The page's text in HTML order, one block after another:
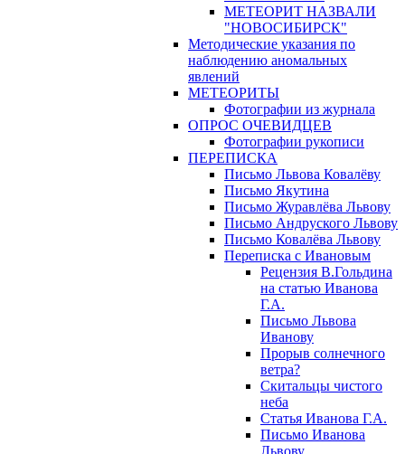
МЕТЕОРИТ НАЗВАЛИ
"НОВОСИБИРСК"
Методические указания по
наблюдению аномальных
явлений
МЕТЕОРИТЫ
Фотографии из журнала
ОПРОС ОЧЕВИДЦЕВ
Фотографии рукописи
ПЕРЕПИСКА
Письмо Львова Ковалёву
Письмо Якутина
Письмо Журавлёва Львову
Письмо Андруского Львову
Письмо Ковалёва Львову
Переписка с Ивановым
Рецензия В.Гольдина
на статью Иванова
Г.А.
Письмо Львова
Иванову
Прорыв солнечного
ветра?
Скитальцы чистого
неба
Статья Иванова Г.А.
Письмо Иванова
Львову